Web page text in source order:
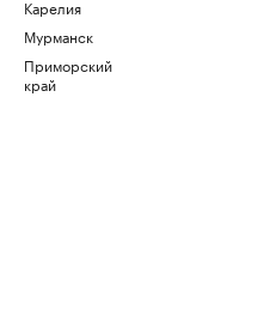
Карелия
Мурманск
Приморский
край